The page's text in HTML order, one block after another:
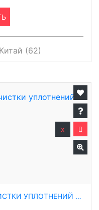
Китай (62)
АВТОМАТИЧЕСКАЯ ЛИНИЯ ОЧИСТКИ УПЛОТНЕНИЙ TMQ-100
x